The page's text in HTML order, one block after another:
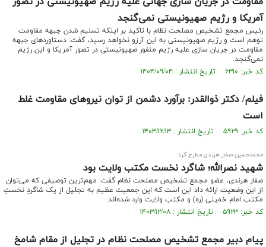
آمریکا و رژیم صهیونیستی نمی‌گنجد
رئیس مجمع تشخیص مصلحت نظام با تاکید بر اینکه تسلیم شدن جبهه مقاومت
توهم است و رژیم صهیونیستی به این آرزو نخواهد رسید، گفت: دستاوردهای جبهه
مقاومت در جریان سازی علیه رژیم منفور صهیونیستی در تصور آمریکا و این رژیم
نمی‌گنجد.
کد خبر: ۶۳۱۰ تاریخ انتشار : ۱۴۰۴/۰۹/۰۴
فیلم/ دکتر ذوالقدر: برآورد دشمن از توان نیروهای مقاومت غلط
است
کد خبر: ۵۹۲۹ تاریخ انتشار : ۱۴۰۳/۱۲/۱۳
محمدحسین صفار هرندی مطرح کرد:
شهید نصرالله؛ شاگرد نخست مکتب ولایت بود
صفار هرندی، عضو مجمع تشخیص مصلحت نظام گفت: مهم‌ترین توصیفی که می‌توان
از این وضعیت ارائه داد این است که این جمعیت عظیم به تجلیل از یک شاگردِ نخستِ
مکتب امام خمینی (ره) و مکتب ولایت وارد شده‌اند.
کد خبر: ۵۹۲۳ تاریخ انتشار : ۱۴۰۳/۱۲/۰۸
پیام دبیر مجمع تشخیص مصلحت نظام در تجلیل از مقام شامخ